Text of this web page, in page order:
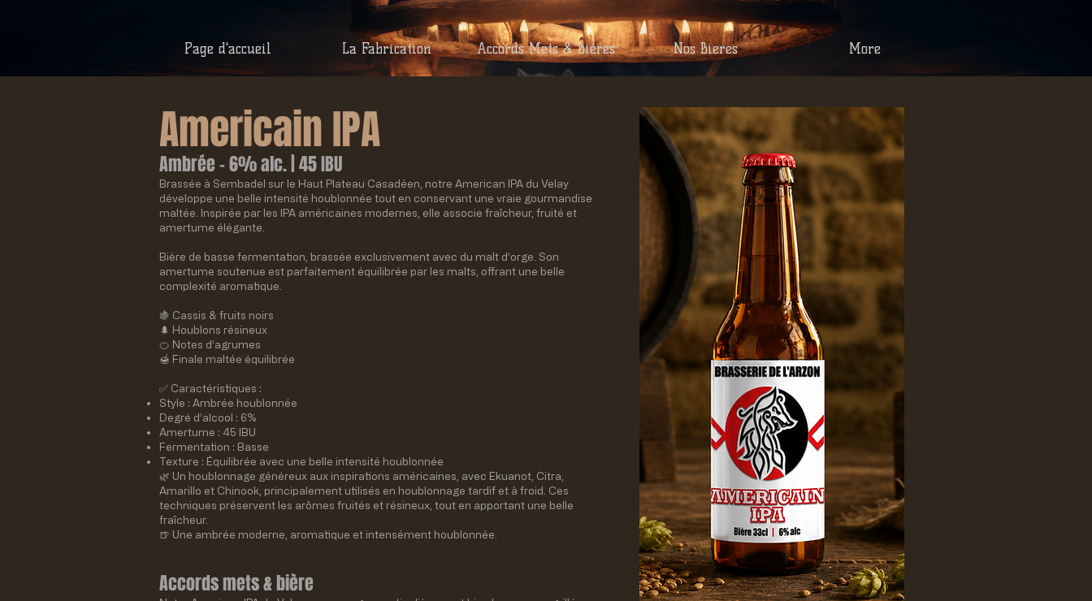
Page d'accueil La Fabrication Accords Mets & Bières Nos Bieres More
Americain IPA
Ambrée – 6% alc. | 45 IBU
Brassée à Sembadel sur le Haut Plateau Casadéen, notre American IPA du Velay
développe une belle intensité houblonnée tout en conservant une vraie gourmandise
maltée. Inspirée par les IPA américaines modernes, elle associe fraîcheur, fruité et
amertume élégante.
Bière de basse fermentation, brassée exclusivement avec du malt d’orge. Son
amertume soutenue est parfaitement équilibrée par les malts, offrant une belle
complexité aromatique.
🍇 Cassis & fruits noirs
🌲 Houblons résineux
🍊 Notes d’agrumes
🍯 Finale maltée équilibrée
✅ Caractéristiques :
Style : Ambrée houblonnée
Degré d’alcool : 6%
Amertume : 45 IBU
Fermentation : Basse
Texture : Équilibrée avec une belle intensité houblonnée
🌿 Un houblonnage généreux aux inspirations américaines, avec Ekuanot, Citra,
Amarillo et Chinook, principalement utilisés en houblonnage tardif et à froid. Ces
techniques préservent les arômes fruités et résineux, tout en apportant une belle
fraîcheur.
🍺 Une ambrée moderne, aromatique et intensément houblonnée.
Accords mets & bière